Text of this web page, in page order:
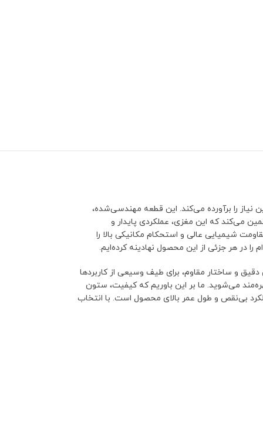
نیاز را برآورده می‌کند. این قطعه مهندسی‌شده،
می‌کند که این مغزی، عملکردی پایدار و
شیمیایی عالی و استحکام مکانیکی بالا را
در هر جزئی از این محصول نهادینه کرده‌ایم.
و ساختار مقاوم، برای طیف وسیعی از کاربردها
می‌شوید. ما بر این باوریم که کیفیت، ستون
بی‌نقص و طول عمر بالای محصول است. با انتخاب